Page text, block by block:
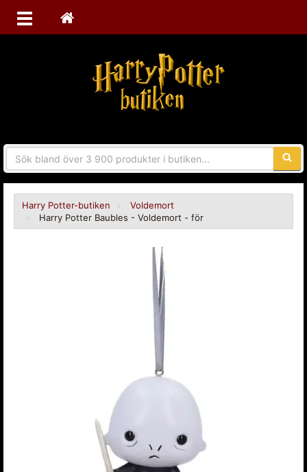
Harry Potter-butiken
Voldemort
Harry Potter Baubles - Voldemort - för